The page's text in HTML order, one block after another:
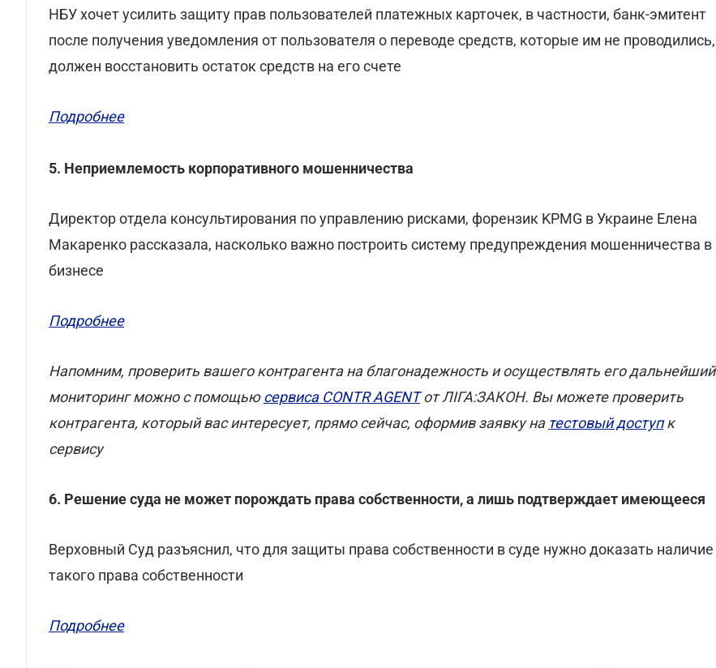
НБУ хочет усилить защиту прав пользователей платежных карточек, в частности, банк-эмитент
после получения уведомления от пользователя о переводе средств, которые им не проводились,
должен восстановить остаток средств на его счете
Подробнее
5. Неприемлемость корпоративного мошенничества
Директор отдела консультирования по управлению рисками, форензик KPMG в Украине Елена
Макаренко рассказала, насколько важно построить систему предупреждения мошенничества в
бизнесе
Подробнее
Напомним, проверить вашего контрагента на благонадежность и осуществлять его дальнейший
мониторинг можно с помощьюсервиса CONTR AGENTот ЛІГА:ЗАКОН. Вы можете проверить
контрагента, который вас интересует, прямо сейчас, оформив заявку на тестовый доступк
сервису
6. Решение суда не может порождать права собственности, а лишь подтверждает имеющееся
Верховный Суд разъяснил, что для защиты права собственности в суде нужно доказать наличие
такого права собственности
Подробнее